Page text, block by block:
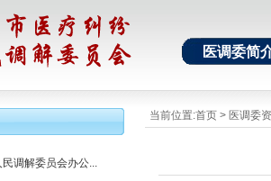
医调委简
当前位置:首页 > 医调委
调解委员会办公...